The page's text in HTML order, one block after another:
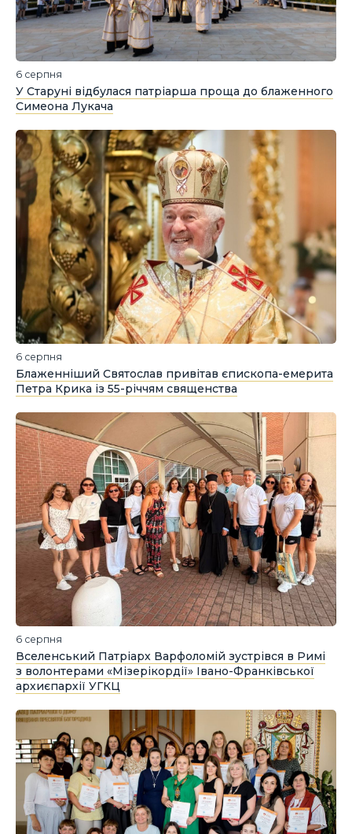
6 серпня
У Старуні відбулася патріарша проща до блаженного
Симеона Лукача
6 серпня
Блаженніший Святослав привітав єпископа-емерита
Петра Крика із 55-річчям священства
6 серпня
Вселенський Патріарх Варфоломій зустрівся в Римі
з волонтерами «Мізерікордії» Івано-Франківської
архиєпархії УГКЦ